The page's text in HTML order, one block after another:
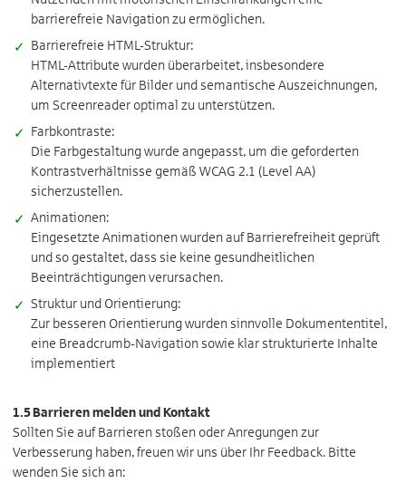
barrierefreie Navigation zu ermöglichen.
Barrierefreie HTML-Struktur:
HTML-Attribute wurden überarbeitet, insbesondere
Alternativtexte für Bilder und semantische Auszeichnungen,
um Screenreader optimal zu unterstützen.
Farbkontraste:
Die Farbgestaltung wurde angepasst, um die geforderten
Kontrastverhältnisse gemäß WCAG 2.1 (Level AA)
sicherzustellen.
Animationen:
Eingesetzte Animationen wurden auf Barrierefreiheit geprüft
und so gestaltet, dass sie keine gesundheitlichen
Beeinträchtigungen verursachen.
Struktur und Orientierung:
Zur besseren Orientierung wurden sinnvolle Dokumententitel,
eine Breadcrumb-Navigation sowie klar strukturierte Inhalte
implementiert
1.5 Barrieren melden und Kontakt
Sollten Sie auf Barrieren stoßen oder Anregungen zur
Verbesserung haben, freuen wir uns über Ihr Feedback. Bitte
wenden Sie sich an: